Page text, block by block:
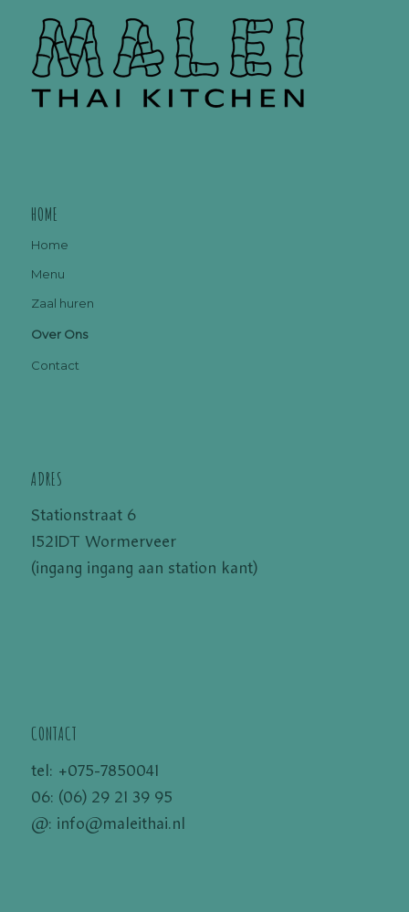
HOME
Home
Menu
Zaal huren
Over Ons
Contact
ADRES
Stationstraat 6
1521DT Wormerveer
(ingang ingang aan station kant)
CONTACT
tel: +075-7850041
06: (06) 29 21 39 95
@: info@maleithai.nl